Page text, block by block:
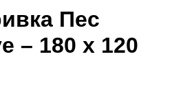
Пес
– 180 x 120